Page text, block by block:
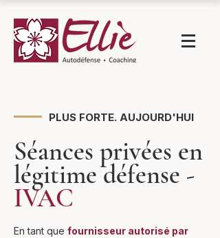
PLUS FORTE. AUJOURD'HUI
Séances privées en
légitime défense -
IVAC
En tant que fournisseur autorisé par